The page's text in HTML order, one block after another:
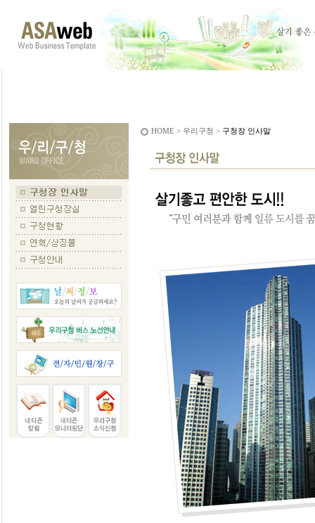
HOME > 우리구청 > 구청장 인사말